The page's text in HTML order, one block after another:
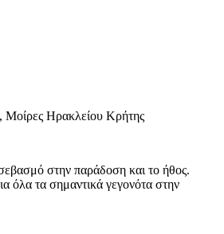
Μοίρες Ηρακλείου Κρήτης
στην παράδοση και το ήθος.
όλα τα σημαντικά γεγονότα στην